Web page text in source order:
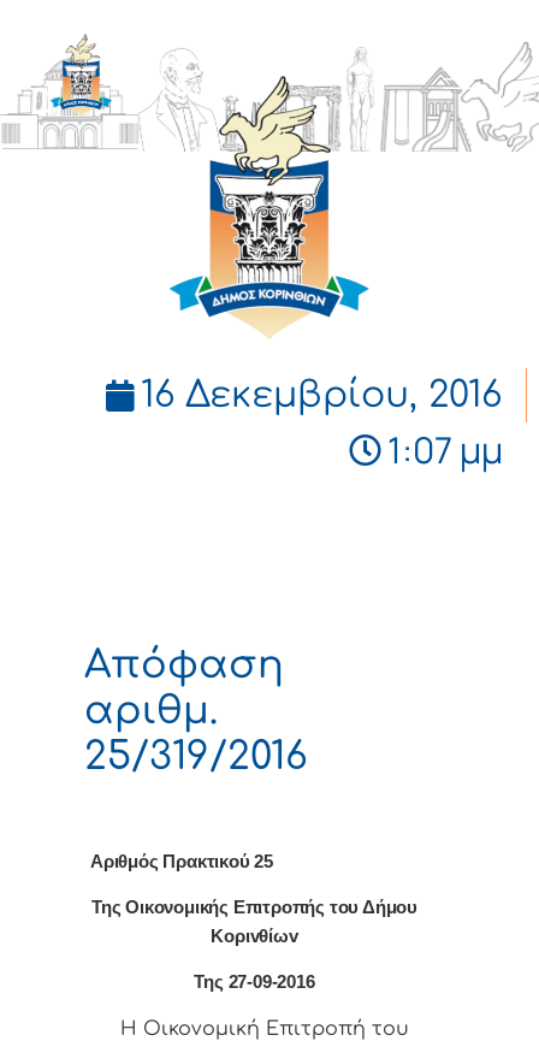
ΔΗΜΟΣ
ΚΟΡΙΝΘΙΩΝ
16 Δεκεμβρίου, 2016
1:07 μμ
Απόφαση
αριθμ.
25/319/2016
Αριθμός Πρακτικού 25
Της Οικονομικής Επιτρoπής τoυ Δήμoυ
Κoριvθίωv
Της 27-09-2016
Η Οικονομική Επιτρoπή τoυ